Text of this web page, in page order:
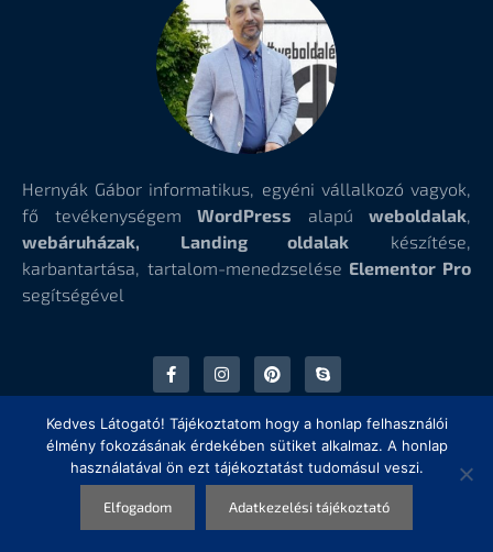
Hernyák Gábor informatikus, egyéni vállalkozó vagyok,
fő tevékenységem WordPress alapú weboldalak,
webáruházak, Landing oldalak készítése,
karbantartása, tartalom-menedzselése Elementor Pro
segítségével
IMPRESSZUM
Hernyák Gábor e.v.
Székhely:5435 Martfű, Szolnoki út 84. 1/4.
Kedves Látogató! Tájékoztatom hogy a honlap felhasználói
élmény fokozásának érdekében sütiket alkalmaz. A honlap
használatával ön ezt tájékoztatást tudomásul veszi.
Elfogadom Adatkezelési tájékoztató